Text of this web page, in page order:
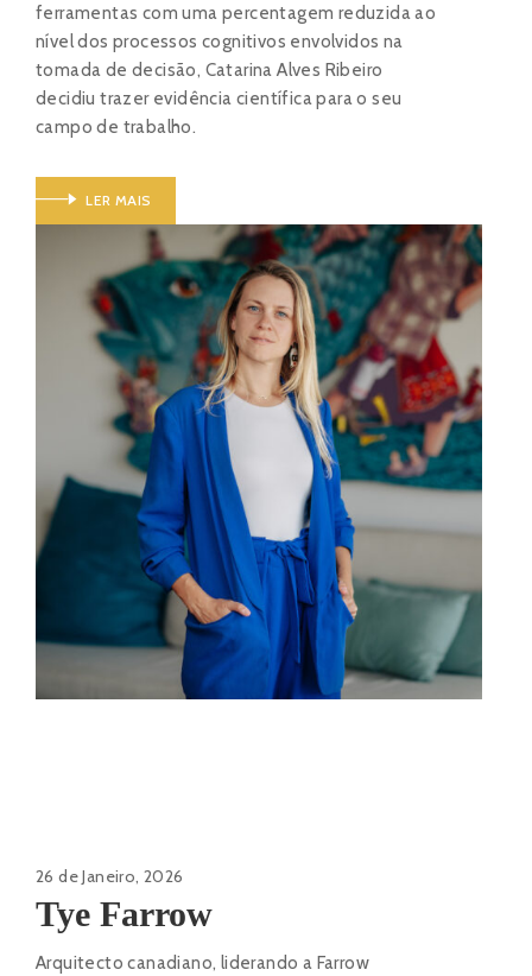
ferramentas com uma percentagem reduzida ao
nível dos processos cognitivos envolvidos na
tomada de decisão, Catarina Alves Ribeiro
decidiu trazer evidência científica para o seu
campo de trabalho.
LER MAIS
26 de Janeiro, 2026
Tye Farrow
Arquitecto canadiano, liderando a Farrow